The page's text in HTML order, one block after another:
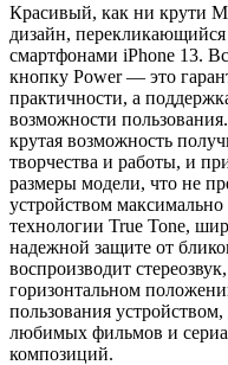
Красивый, как ни крути
дизайн,
смартфонами iPhone 13.
кнопку Power — это
практичности, а
возможности
крутая возможность
творчества и работы, и
размеры модели, что не
устройством максимально
технологии True Tone,
надежной защите от
воспроизводит
горизонтальном
пользования
любимых фильмов и
композиций.